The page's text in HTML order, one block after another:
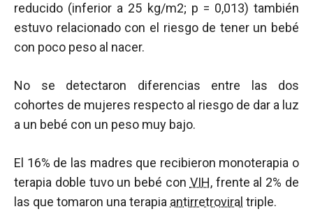
reducido (inferior a 25 kg/m2; p = 0,013) también
estuvo relacionado con el riesgo de tener un bebé
con poco peso al nacer.
No se detectaron diferencias entre las dos
cohortes de mujeres respecto al riesgo de dar a luz
a un bebé con un peso muy bajo.
El 16% de las madres que recibieron monoterapia o
terapia doble tuvo un bebé con VIH, frente al 2% de
las que tomaron una terapia antirretroviral triple.